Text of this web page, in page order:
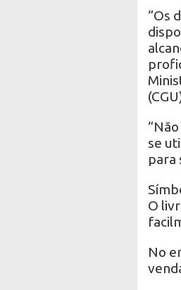
“Os
se
para
O
No